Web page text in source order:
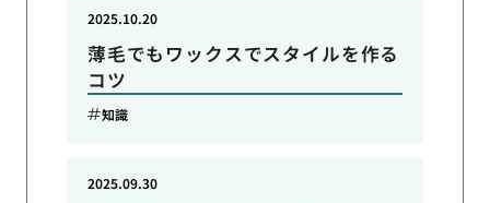
薄毛でもワックスでスタイルを作る
コツ
2025.10.20
知識
2025.09.30